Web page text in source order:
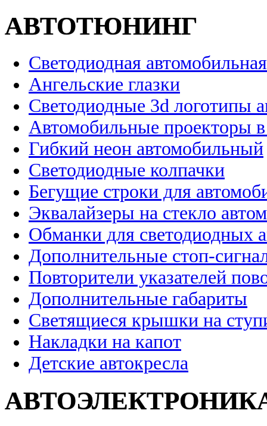
АВТОТЮНИНГ
Светодиодная
Ангельские глазки
Светодиодные 3d логотипы
Автомобильные проекторы
Гибкий неон автомобильный
Светодиодные колпачки
Бегущие строки для
Эквалайзеры на стекло
Обманки для светодиодных
Дополнительные стоп-
Повторители указателей
Дополнительные габариты
Светящиеся крышки на
Накладки на капот
Детские автокресла